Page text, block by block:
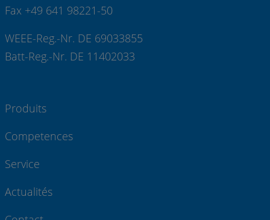
Fax +49 641 98221-50
WEEE-Reg.-Nr. DE 69033855
Batt-Reg.-Nr. DE 11402033
Produits
Competences
Service
Actualités